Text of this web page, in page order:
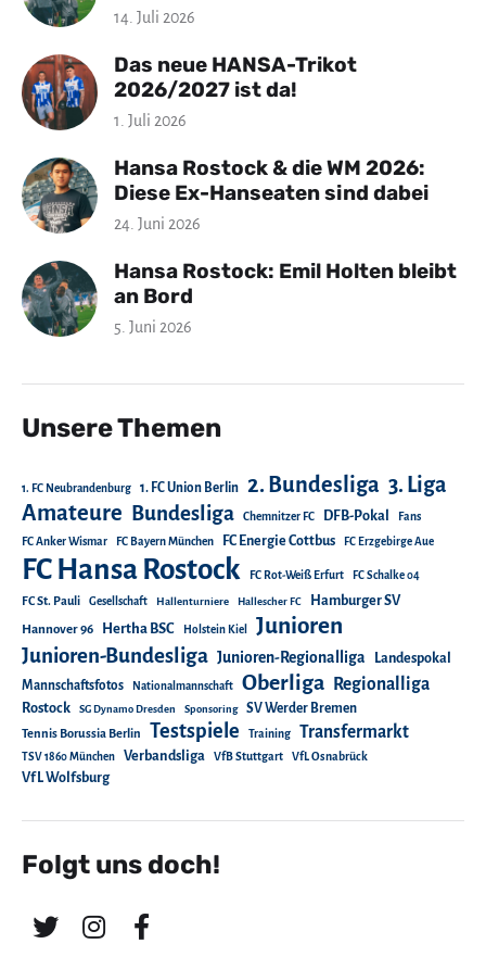
14. Juli 2026
Das neue HANSA-Trikot
2026/2027 ist da!
1. Juli 2026
Hansa Rostock & die WM 2026:
Diese Ex-Hanseaten sind dabei
24. Juni 2026
Hansa Rostock: Emil Holten bleibt
an Bord
5. Juni 2026
Unsere Themen
1. FC Neubrandenburg 1. FC Union Berlin 2. Bundesliga 3. Liga
Amateure Bundesliga Chemnitzer FC DFB-Pokal Fans
FC Anker Wismar FC Bayern München FC Energie Cottbus FC Erzgebirge Aue
FC Hansa Rostock FC Rot-Weiß Erfurt FC Schalke 04
FC St. Pauli Gesellschaft Hallenturniere Hallescher FC Hamburger SV
Hannover 96 Hertha BSC Holstein Kiel Junioren
Junioren-Bundesliga Junioren-Regionalliga
Landespokal
Mannschaftsfotos
Nationalmannschaft Oberliga Regionalliga
Rostock SG Dynamo Dresden Sponsoring SV Werder Bremen
Tennis Borussia Berlin Testspiele Training Transfermarkt
TSV 1860 München Verbandsliga VfB Stuttgart VfL Osnabrück
VfL Wolfsburg
Folgt uns doch!